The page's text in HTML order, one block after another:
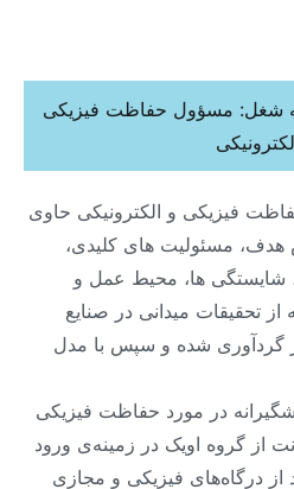
فیزیکی و الکترونیکی حاوی
مسئولیت های کلیدی،
شایستگی ها، محیط عمل و
تحقیقات میدانی در صنایع
شده و سپس با مدل
در مورد حفاظت فیزیکی
از گروه اویک در زمینه‌ی ورود
از درگاه‌های فیزیکی و مجازی
شغل: مسؤول حفاظت فیزیکی